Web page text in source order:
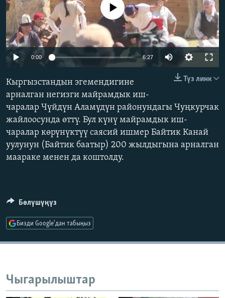
ЭЖЕ-СИҢДИЛЕР
АЗАТТЫК+
ЫҢГАЙСЫЗ СУРООЛОР
ОНЛАЙН ШЕРИНЕ
Auto 240p 480p
720p
No media source currently available
0:00 6:27
240p
480p
1080p
Түз линк
Кыргызстандын эгемендигине
арналган негизги майрамдык иш-
чаралар Чүйдүн Аламүдүн районундагы Чуңкурчак
жайлоосунда өттү. Бул күнү майрамдык иш-
чаралар көрүнүктүү саясий ишмер Байтик Канай
уулунун (Байтик баатыр) 200 жылдыгына арналган
маараке менен да коштолду.
Бөлүшүңүз
Бизди Google'дан табыңыз
Чыгарылыштар